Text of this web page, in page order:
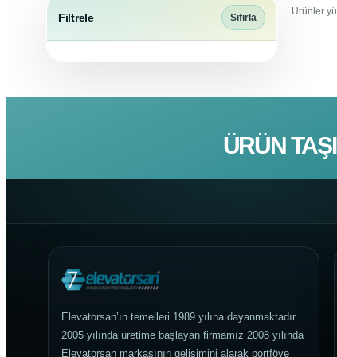
Filtrele Sıfırla
Ürünler
ÜRÜN
Elevatorsan’ın temelleri 1989 yılına dayanmaktadır.
2005 yılında üretime başlayan firmamız 2008 yılında
Elevatorsan markasının gelişimini alarak portföye